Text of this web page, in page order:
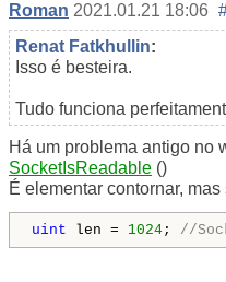
Roman 2021.01.21 18:06
Renat Fatkhullin:
Isso é besteira.
Tudo funciona
Há um problema antigo no
SocketIsReadable ()
É elementar contornar,
uint len = 1024; //